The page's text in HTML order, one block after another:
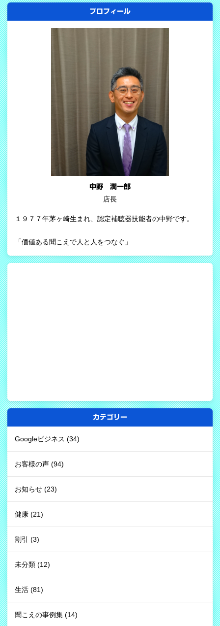
プロフィール
中野 潤一郎
店長
１９７７年茅ヶ崎生まれ、認定補聴器技能者の中野です。
「価値ある聞こえで人と人をつなぐ」
カテゴリー
Googleビジネス (34)
お客様の声 (94)
お知らせ (23)
健康 (21)
割引 (3)
未分類 (12)
生活 (81)
聞こえの事例集 (14)